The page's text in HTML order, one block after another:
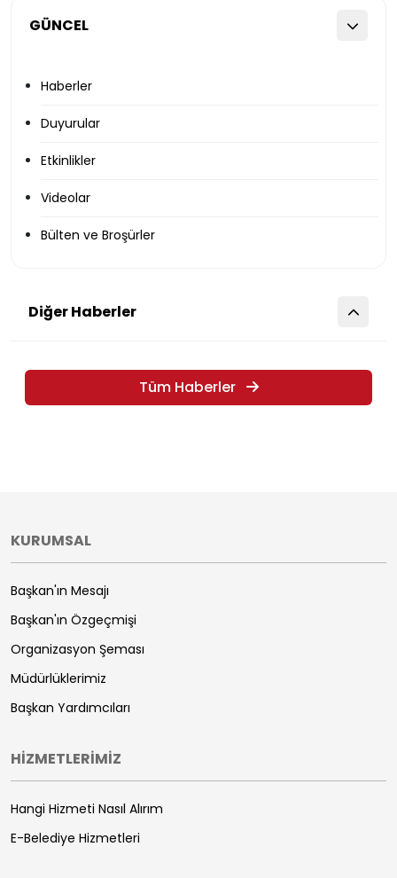
GÜNCEL
Haberler
Duyurular
Etkinlikler
Videolar
Bülten ve Broşürler
Diğer Haberler
Tüm Haberler
KURUMSAL
Başkan'ın Mesajı
Başkan'ın Özgeçmişi
Organizasyon Şeması
Müdürlüklerimiz
Başkan Yardımcıları
HİZMETLERİMİZ
Hangi Hizmeti Nasıl Alırım
E-Belediye Hizmetleri